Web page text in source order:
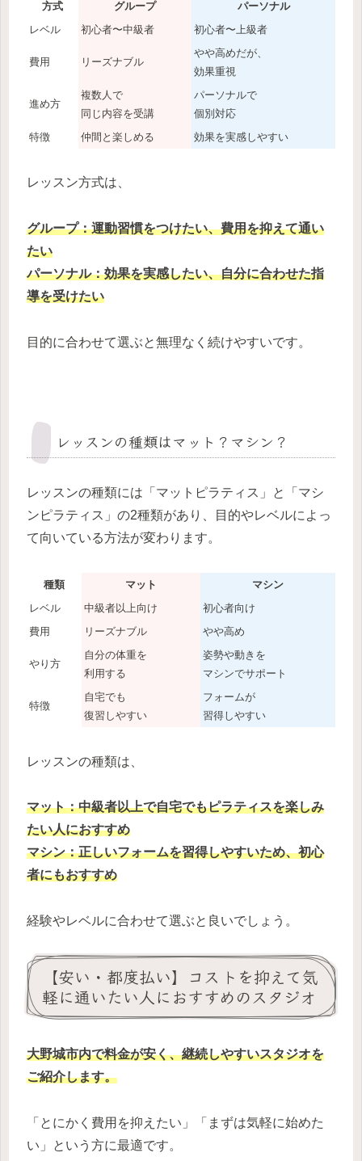
方式 グループ
パーソナル
レベル
初心者〜中級者 初心者〜上級者
費用 リーズナブル
やや高めだが、
効果重視
進め方
複数人で
同じ内容を受講
パーソナルで
個別対応
特徴
仲間と楽しめる 効果を実感しやすい
レッスン方式は、
グループ：運動習慣をつけたい、費用を抑えて通い
たい
パーソナル：効果を実感したい、自分に合わせた指
導を受けたい
目的に合わせて選ぶと無理なく続けやすいです。
レッスンの種類はマット？マシン？
レッスンの種類には「マットピラティス」と「マシ
ンピラティス」の2種類があり、目的やレベルによっ
て向いている方法が変わります。
種類 マット
マシン
レベル
中級者以上向け
初心者向け
費用
リーズナブル やや高め
やり方
自分の体重を
利用する
姿勢や動きを
マシンでサポート
特徴
自宅でも
復習しやすい
フォームが
習得しやすい
レッスンの種類は、
マット：中級者以上で自宅でもピラティスを楽しみ
たい人におすすめ
マシン：正しいフォームを習得しやすいため、初心
者にもおすすめ
経験やレベルに合わせて選ぶと良いでしょう。
【安い・都度払い】コストを抑えて気
軽に通いたい人におすすめのスタジオ
大野城市内で料金が安く、継続しやすいスタジオを
ご紹介します。
「とにかく費用を抑えたい」「まずは気軽に始めた
い」という方に最適です。